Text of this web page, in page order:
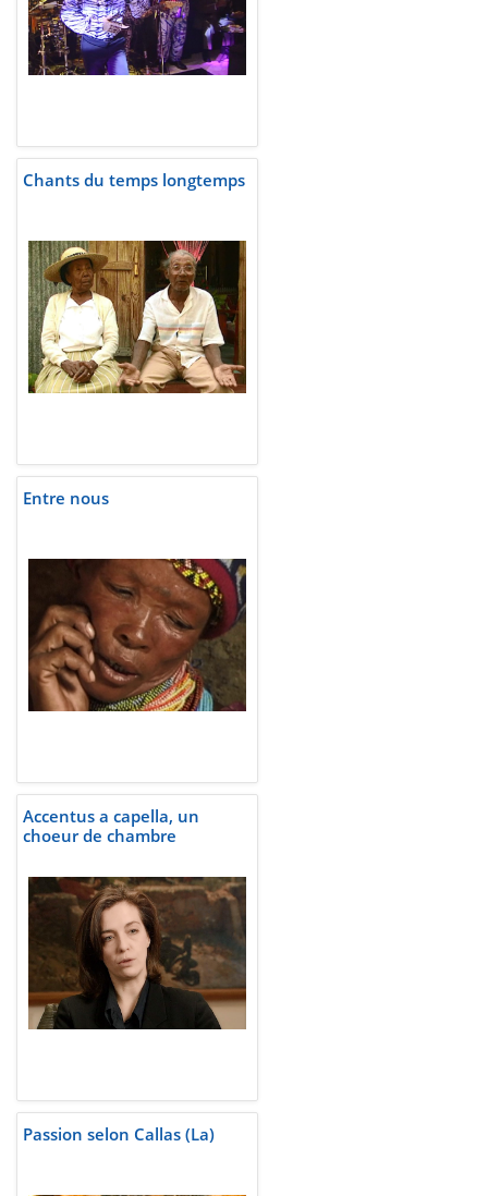
Chants du temps longtemps
Entre nous
Accentus a capella, un
choeur de chambre
Passion selon Callas (La)